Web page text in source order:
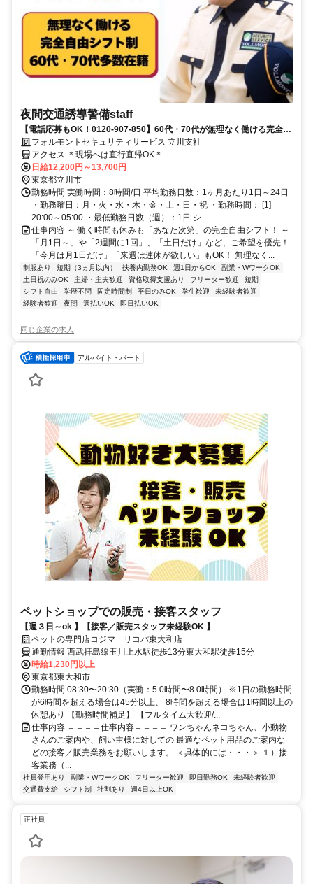
夜間交通誘導警備staff
【電話応募もOK！0120-907-850】60代・70代が無理なく働ける完全自
由シフト♪日払いOK♪
フォルモントセキュリティサービス 立川支社
アクセス ＊現場へは直行直帰OK＊
日給12,200円～13,700円
東京都立川市
勤務時間 実働時間：8時間/日 平均勤務日数：1ヶ月あたり1日～24日
・勤務曜日：月・火・水・木・金・土・日・祝 ・勤務時間： [1]
20:00～05:00 ・最低勤務日数（週）：1日 シ...
仕事内容 ～ 働く時間も休みも「あなた次第」の完全自由シフト！ ～
「月1日～」や「2週間に1回」、「土日だけ」など、ご希望を優先！
「今月は月1日だけ」「来週は連休が欲しい」もOK！ 無理なく...
制服あり 短期（3ヵ月以内） 扶養内勤務OK 週1日からOK
副業・WワークOK
土日祝のみOK
主婦・主夫歓迎 資格取得支援あり フリーター歓迎
短期
シフト自由
学歴不問 固定時間制 平日のみOK 学生歓迎
未経験者歓迎
経験者歓迎
夜間 週払いOK 即日払いOK
同じ企業の求人
アルバイト・パート
ペットショップでの販売・接客スタッフ
【週３日～ok 】【接客／販売スタッフ未経験OK 】
ペットの専門店コジマ リコパ東大和店
通勤情報 西武拝島線玉川上水駅徒歩13分東大和駅徒歩15分
時給1,230円以上
東京都東大和市
勤務時間 08:30〜20:30（実働：5.0時間〜8.0時間） ※1日の勤務時間
が6時間を超える場合は45分以上、 8時間を超える場合は1時間以上の
休憩あり 【勤務時間補足】 【フルタイム大歓迎/...
仕事内容 ＝＝＝＝仕事内容＝＝＝＝ ワンちゃんネコちゃん、小動物
さんのご案内や、飼い主様に対しての 最適なペット用品のご案内な
どの接客／販売業務をお願いします。 ＜具体的には・・・＞ １）接
客業務（...
社員登用あり 副業・WワークOK フリーター歓迎 即日勤務OK
未経験者歓迎
交通費支給
シフト制 社割あり 週4日以上OK
正社員